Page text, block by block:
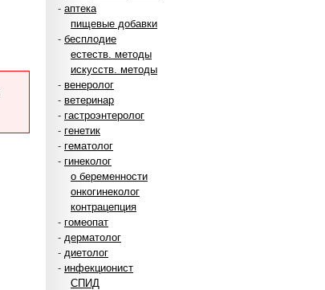
- аптека
пищевые добавки
- бесплодие
естеств. методы
искусств. методы
- венеролог
- ветеринар
- гастроэнтеролог
- генетик
- гематолог
- гинеколог
о беременности
онкогинеколог
контрацепция
- гомеопат
- дерматолог
- диетолог
- инфекционист
СПИД